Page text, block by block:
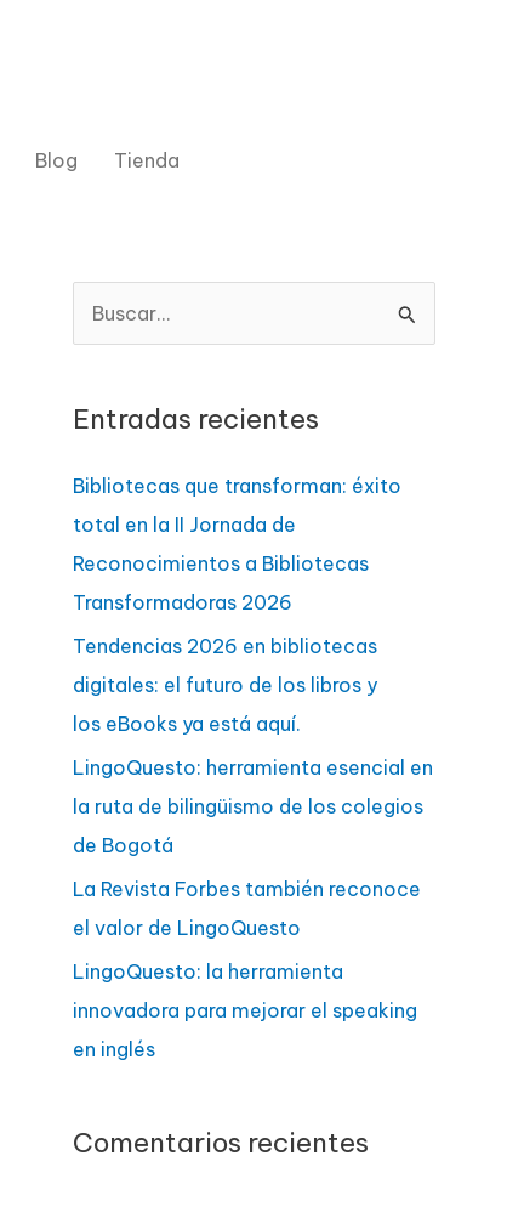
Blog Tienda
c
a
r
:
Entradas recientes
Bibliotecas que transforman: éxito
total en la II Jornada de
Reconocimientos a Bibliotecas
Transformadoras 2026
Tendencias 2026 en bibliotecas
digitales: el futuro de los libros y
los eBooks ya está aquí.
LingoQuesto: herramienta esencial en
la ruta de bilingüismo de los colegios
de Bogotá
La Revista Forbes también reconoce
el valor de LingoQuesto
LingoQuesto: la herramienta
innovadora para mejorar el speaking
en inglés
Comentarios recientes